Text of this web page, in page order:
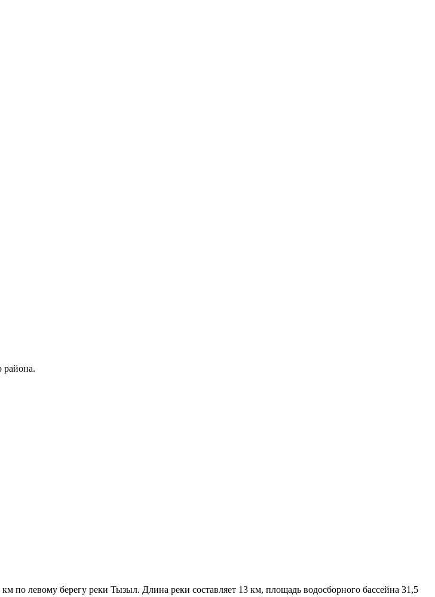
района.
по левому берегу реки Тызыл. Длина реки составляет 13 км, площадь водосборного бассейна 31,5